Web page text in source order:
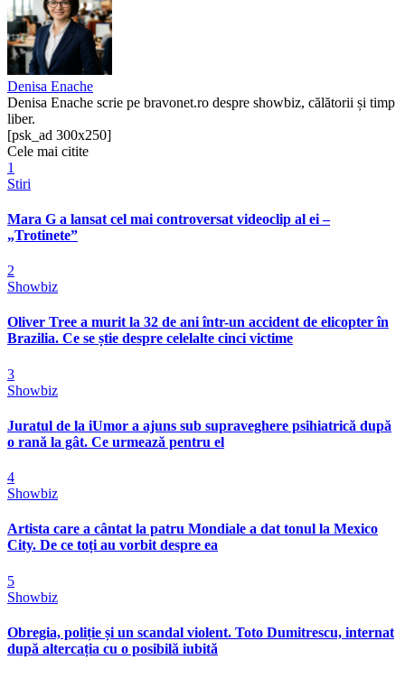
Denisa Enache
Denisa Enache scrie pe bravonet.ro despre showbiz, călătorii și timp
liber.
[psk_ad 300x250]
Cele mai citite
1
Stiri
Mara G a lansat cel mai controversat videoclip al ei –
„Trotinete”
2
Showbiz
Oliver Tree a murit la 32 de ani într-un accident de elicopter în
Brazilia. Ce se știe despre celelalte cinci victime
3
Showbiz
Juratul de la iUmor a ajuns sub supraveghere psihiatrică după
o rană la gât. Ce urmează pentru el
4
Showbiz
Artista care a cântat la patru Mondiale a dat tonul la Mexico
City. De ce toți au vorbit despre ea
5
Showbiz
Obregia, poliție și un scandal violent. Toto Dumitrescu, internat
după altercația cu o posibilă iubită